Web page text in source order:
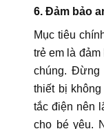
6. Đảm bảo
Mục tiêu
trẻ em là đảm
chúng.
thiết bị
tắc điện nên
cho bé yêu.